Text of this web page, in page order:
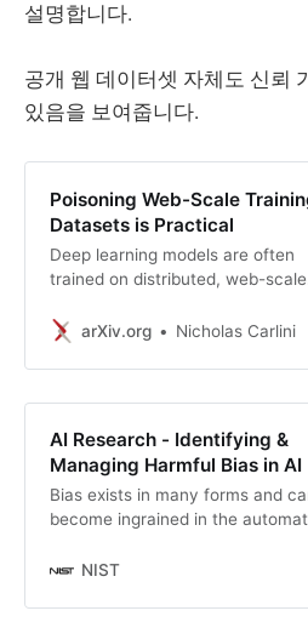
설명합니다.
공개 웹 데이터셋 자체도 신뢰
있음을 보여줍니다.
Poisoning Web-Scale
Datasets is Practical
Deep learning models are often
trained on distributed, web-scale
In this paper, we introduce two
intentionally introduce malicious
examples to a model’s
immediately practical and could,
today, poison 10 popular datasets.
Our first attack, split-view
poisoning, exploits the mutable
a dataset annotator’s initial view
arXiv.org Nicholas Carlini
AI Research - Identifying &
Managing Harmful Bias in AI
Bias exists in many forms and
become ingrained in the
about our lives.
NIST